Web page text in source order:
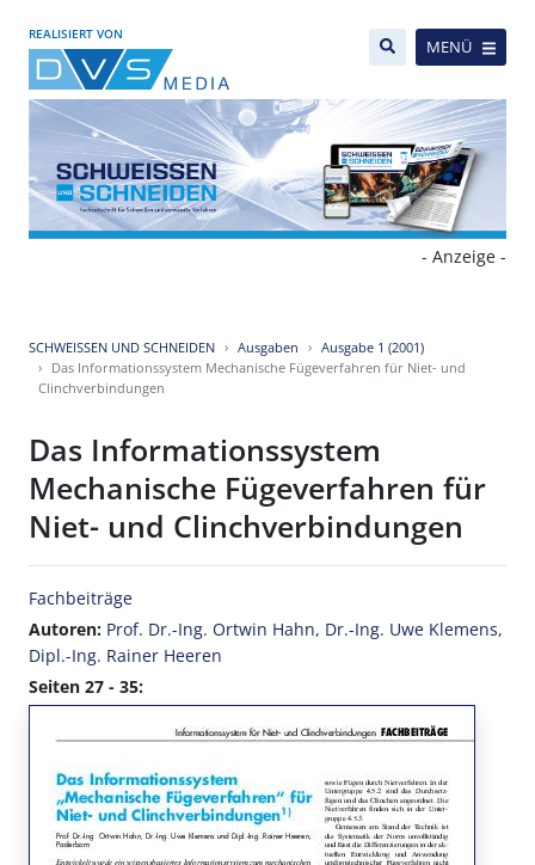
REALISIERT VON
MENÜ
- Anzeige -
SCHWEISSEN UND SCHNEIDEN Ausgaben
Ausgabe 1 (2001)
Das Informationssystem Mechanische Fügeverfahren für Niet- und
Clinchverbindungen
Das Informationssystem
Mechanische Fügeverfahren für
Niet- und Clinchverbindungen
Fachbeiträge
Autoren: Prof. Dr.-Ing. Ortwin Hahn, Dr.-Ing. Uwe Klemens,
Dipl.-Ing. Rainer Heeren
Seiten 27 - 35: